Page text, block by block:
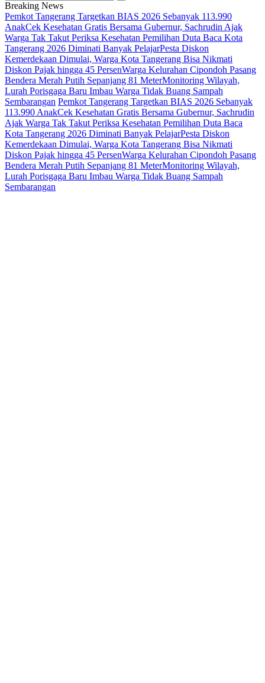
Breaking News
Pemkot Tangerang Targetkan BIAS 2026 Sebanyak 113.990
AnakCek Kesehatan Gratis Bersama Gubernur, Sachrudin Ajak
Warga Tak Takut Periksa Kesehatan Pemilihan Duta Baca Kota
Tangerang 2026 Diminati Banyak PelajarPesta Diskon
Kemerdekaan Dimulai, Warga Kota Tangerang Bisa Nikmati
Diskon Pajak hingga 45 PersenWarga Kelurahan Cipondoh Pasang
Bendera Merah Putih Sepanjang 81 MeterMonitoring Wilayah,
Lurah Porisgaga Baru Imbau Warga Tidak Buang Sampah
Sembarangan Pemkot Tangerang Targetkan BIAS 2026 Sebanyak
113.990 AnakCek Kesehatan Gratis Bersama Gubernur, Sachrudin
Ajak Warga Tak Takut Periksa Kesehatan Pemilihan Duta Baca
Kota Tangerang 2026 Diminati Banyak PelajarPesta Diskon
Kemerdekaan Dimulai, Warga Kota Tangerang Bisa Nikmati
Diskon Pajak hingga 45 PersenWarga Kelurahan Cipondoh Pasang
Bendera Merah Putih Sepanjang 81 MeterMonitoring Wilayah,
Lurah Porisgaga Baru Imbau Warga Tidak Buang Sampah
Sembarangan